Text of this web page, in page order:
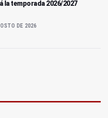
la temporada 2026/2027
DE 2026